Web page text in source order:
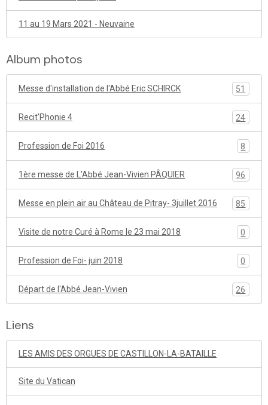
11 au 19 Mars 2021 - Neuvaine
Album photos
Messe d'installation de l'Abbé Eric SCHIRCK 51
Recit'Phonie 4 24
Profession de Foi 2016 8
1ère messe de L'Abbé Jean-Vivien PÂQUIER 96
Messe en plein air au Château de Pitray- 3juillet 2016 85
Visite de notre Curé à Rome le 23 mai 2018 0
Profession de Foi- juin 2018 0
Départ de l'Abbé Jean-Vivien 26
Liens
LES AMIS DES ORGUES DE CASTILLON-LA-BATAILLE
Site du Vatican